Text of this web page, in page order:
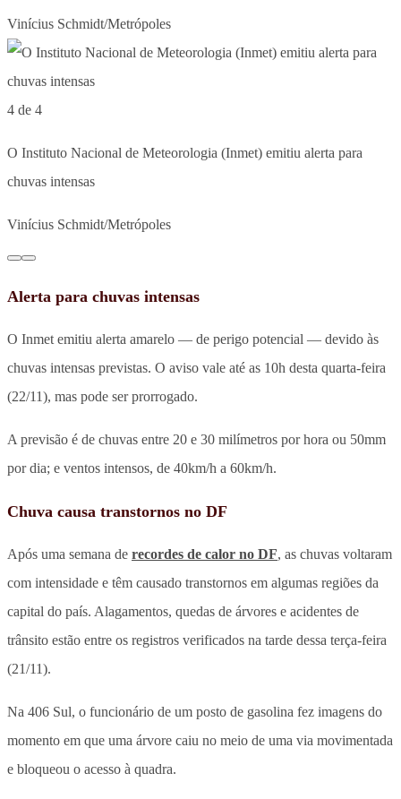
Vinícius Schmidt/Metrópoles
4 de 4
O Instituto Nacional de Meteorologia (Inmet) emitiu alerta para
chuvas intensas
Vinícius Schmidt/Metrópoles
Alerta para chuvas intensas
O Inmet emitiu alerta amarelo — de perigo potencial — devido às
chuvas intensas previstas. O aviso vale até as 10h desta quarta-feira
(22/11), mas pode ser prorrogado.
A previsão é de chuvas entre 20 e 30 milímetros por hora ou 50mm
por dia; e ventos intensos, de 40km/h a 60km/h.
Chuva causa transtornos no DF
Após uma semana de recordes de calor no DF, as chuvas voltaram
com intensidade e têm causado transtornos em algumas regiões da
capital do país. Alagamentos, quedas de árvores e acidentes de
trânsito estão entre os registros verificados na tarde dessa terça-feira
(21/11).
Na 406 Sul, o funcionário de um posto de gasolina fez imagens do
momento em que uma árvore caiu no meio de uma via movimentada
e bloqueou o acesso à quadra.